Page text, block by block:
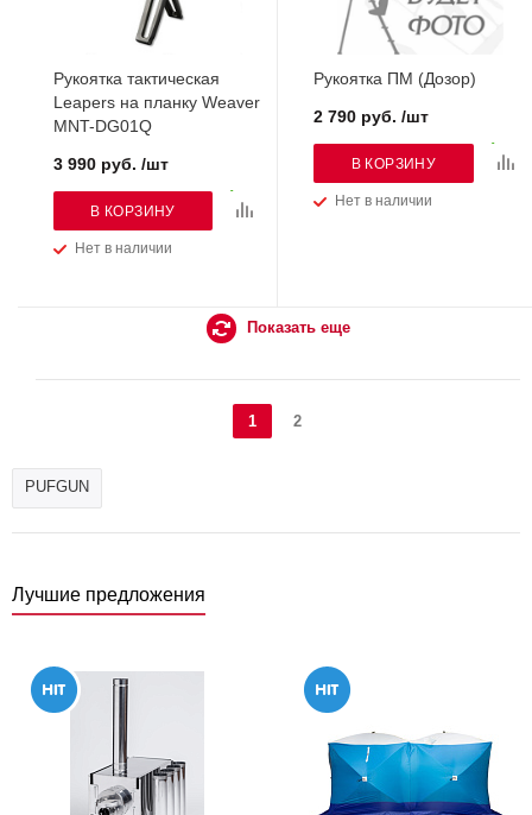
Рукоятка тактическая
Leapers на планку Weaver
MNT-DG01Q
Нет в наличии
3 990 руб. /шт
В КОРЗИНУ
Рукоятка ПМ (Дозор)
Нет в наличии
2 790 руб. /шт
В КОРЗИНУ
Показать еще
1 2
PUFGUN
Лучшие предложения